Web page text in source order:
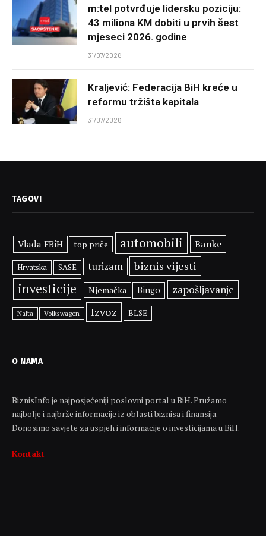
m:tel potvrđuje lidersku poziciju:
43 miliona KM dobiti u prvih šest
mjeseci 2026. godine
31/07/2026
Kraljević: Federacija BiH kreće u
reformu tržišta kapitala
31/07/2026
TAGOVI
Vlada FBiH top priče automobili Banke
Hrvatska SASE turizam biznis vijesti
investicije Njemačka Bingo zapošljavanje
Nafta Volkswagen Izvoz BLSE
O NAMA
BiznisInfo je najposjećeniji poslovni portal u BiH. Pružamo
najbolje i najbrže informacije iz oblasti biznisa i finansija.
Donosimo savjete za uspjeh i informacije o investicijama u BiH.
Kontakt